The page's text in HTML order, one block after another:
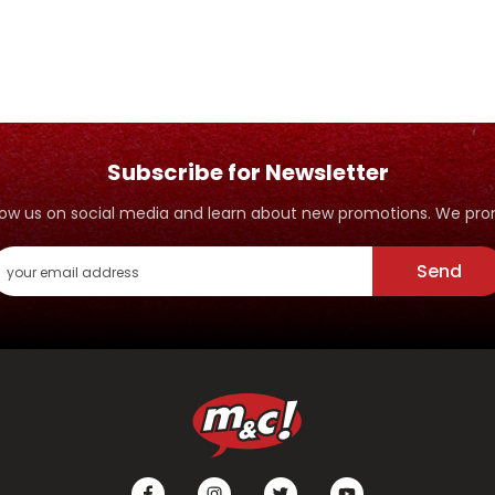
Subscribe for Newsletter
us on social media and learn about new promotions. We
Send